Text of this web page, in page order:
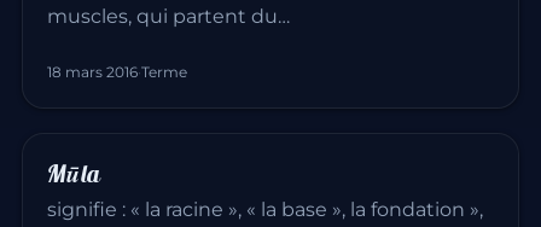
muscles, qui partent du…
18 mars 2016·Terme
Mūla
signifie : « la racine », « la base », la fondation »,